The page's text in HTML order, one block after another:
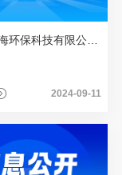
2024-09-11